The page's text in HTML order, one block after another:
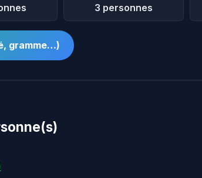
3 personnes
gramme…)